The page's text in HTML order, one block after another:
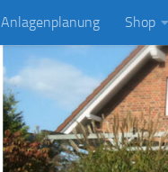
Anlagenplanung Shop